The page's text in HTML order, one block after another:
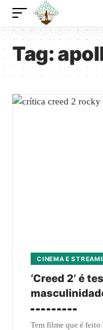
Tag:
CINEMA E
‘Creed 2’ é
Tem filme que é feito